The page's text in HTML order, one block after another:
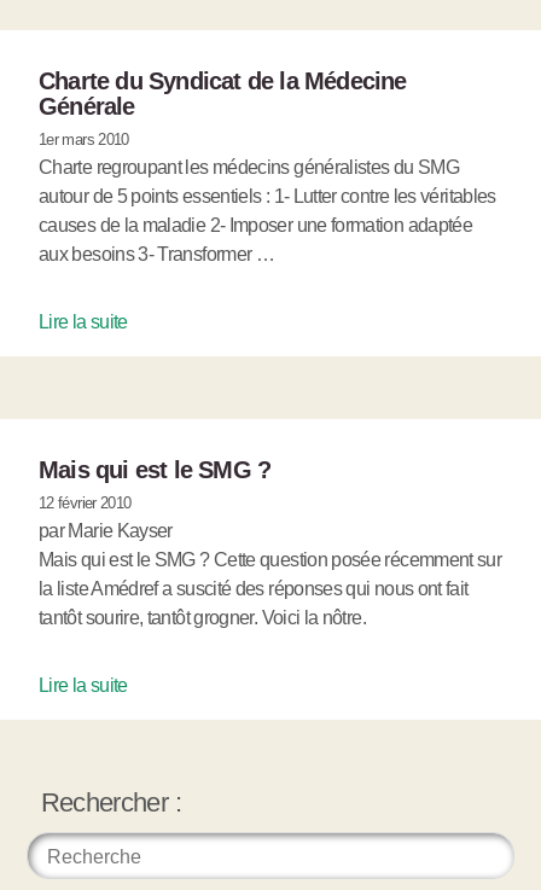
Charte du Syndicat de la Médecine
Générale
1er mars 2010
Charte regroupant les médecins généralistes du SMG
autour de 5 points essentiels : 1- Lutter contre les véritables
causes de la maladie 2- Imposer une formation adaptée
aux besoins 3- Transformer …
Lire la suite
Mais qui est le SMG ?
12 février 2010
par Marie Kayser
Mais qui est le SMG ? Cette question posée récemment sur
la liste Amédref a suscité des réponses qui nous ont fait
tantôt sourire, tantôt grogner. Voici la nôtre.
Lire la suite
Rechercher :